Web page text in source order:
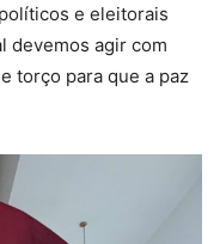
e eleitorais
devemos agir com
torço para que a paz